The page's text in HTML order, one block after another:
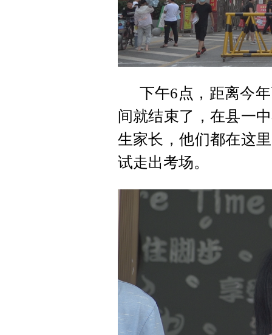
下午6点，距离今
间就结束了，在县一
生家长，他们都在这
试走出考场。